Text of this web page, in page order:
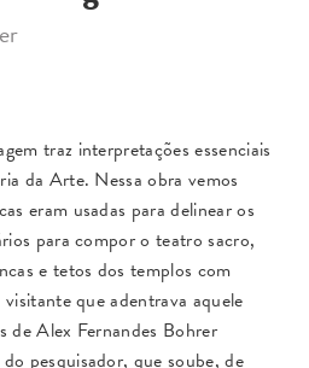
traz interpretações essenciais
da Arte. Nessa obra vemos
eram usadas para delinear os
para compor o teatro sacro,
e tetos dos templos com
que adentrava aquele
de Alex Fernandes Bohrer
pesquisador, que soube, de